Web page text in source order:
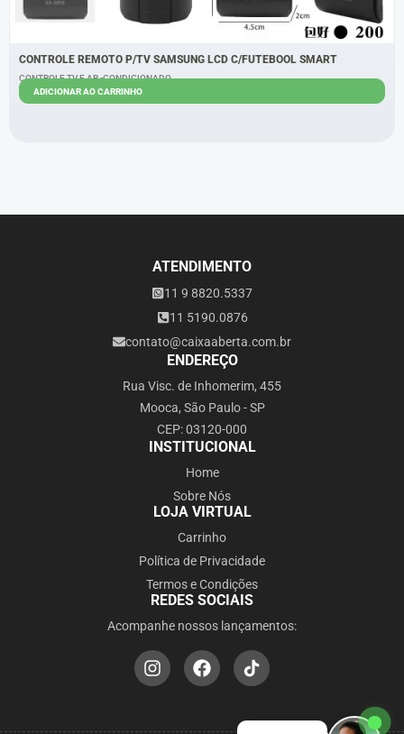
CONTROLE REMOTO P/TV SAMSUNG LCD C/FUTEBOOL SMART
CONTROLE TV E AR -CONDICIONADO
ADICIONAR AO CARRINHO
ATENDIMENTO
11 9 8820.5337
11 5190.0876
contato@caixaaberta.com.br
ENDEREÇO
Rua Visc. de Inhomerim, 455
Mooca, São Paulo - SP
CEP: 03120-000
INSTITUCIONAL
Home
Sobre Nós
LOJA VIRTUAL
Carrinho
Política de Privacidade
Termos e Condições
REDES SOCIAIS
Acompanhe nossos lançamentos: